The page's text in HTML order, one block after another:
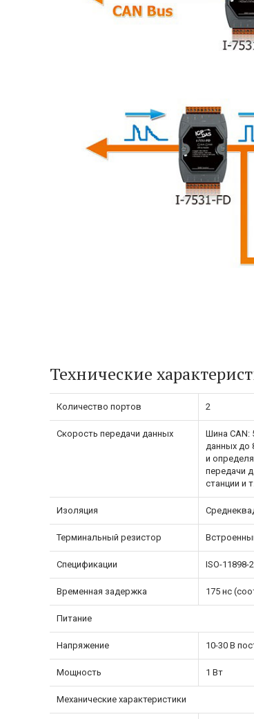
Технические
Количество портов 2
Скорость передачи данных
Шина CAN:
данных до
и
передачи
станции и
Изоляция
Терминальный резистор
Спецификации ISO-11898-
Временная задержка 175 нс
Питание
Напряжение 10-30 В
Мощность 1 Вт
Механические характеристики